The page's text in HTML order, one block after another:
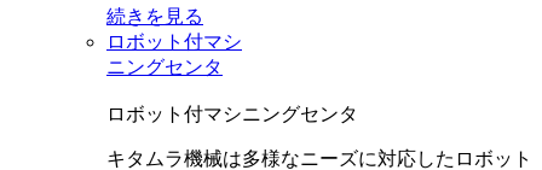
続きを見る
ロボット付マシ
ニングセンタ
ロボット付マシニングセンタ
キタムラ機械は多様なニーズに対応したロボット